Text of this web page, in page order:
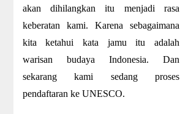
akan dihilangkan itu menjadi rasa
keberatan kami. Karena sebagaimana
kita ketahui kata jamu itu adalah
warisan budaya Indonesia. Dan
sekarang kami sedang proses
pendaftaran ke UNESCO.